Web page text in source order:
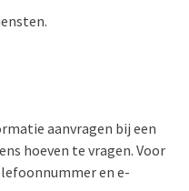
aanvragen bij een
hoeven te vragen. Voor
en e-